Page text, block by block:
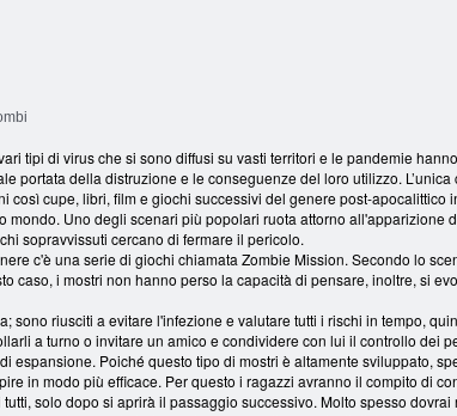
tipi di virus che si sono diffusi su vasti territori e le pandemie
portata della distruzione e le conseguenze del loro utilizzo.
così cupe, libri, film e giochi successivi del genere post-
mondo. Uno degli scenari più popolari ruota attorno
sopravvissuti cercano di fermare il pericolo.
c'è una serie di giochi chiamata Zombie Mission. Secondo lo
caso, i mostri non hanno perso la capacità di pensare, inoltre, si
sono riusciti a evitare l'infezione e valutare tutti i rischi in tempo,
a turno o invitare un amico e condividere con lui il controllo dei
espansione. Poiché questo tipo di mostri è altamente sviluppato,
in modo più efficace. Per questo i ragazzi avranno il compito di
solo dopo si aprirà il passaggio successivo. Molto spesso